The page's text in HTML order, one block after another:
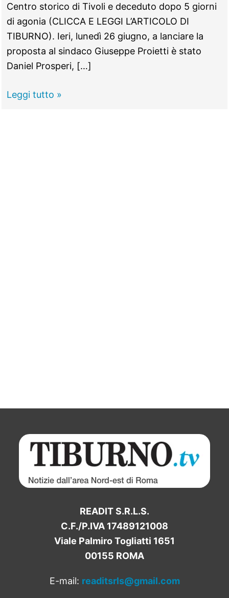
Centro storico di Tivoli e deceduto dopo 5 giorni
di agonia (CLICCA E LEGGI L’ARTICOLO DI
TIBURNO). Ieri, lunedì 26 giugno, a lanciare la
proposta al sindaco Giuseppe Proietti è stato
Daniel Prosperi, […]
TIVOLI
Leggi tutto »
READIT S.R.L.S.
C.F./P.IVA 17489121008
Viale Palmiro Togliatti 1651
00155 ROMA
E-mail: readitsrls@gmail.com